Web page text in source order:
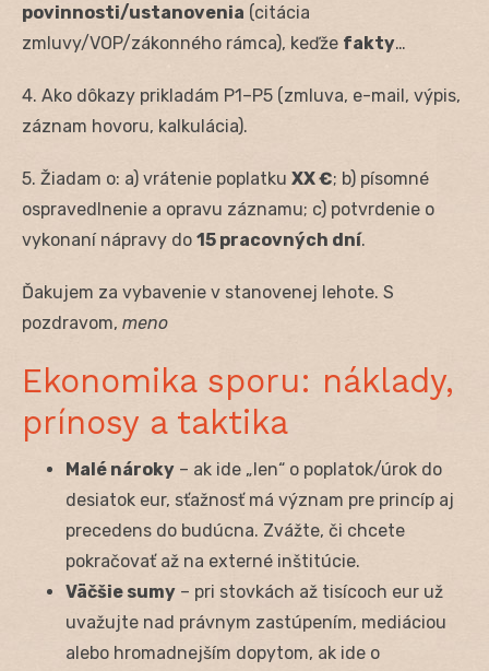
povinnosti/ustanovenia (citácia
zmluvy/VOP/zákonného rámca), keďže fakty…
4. Ako dôkazy prikladám P1–P5 (zmluva, e-mail, výpis,
záznam hovoru, kalkulácia).
5. Žiadam o: a) vrátenie poplatku XX €; b) písomné
ospravedlnenie a opravu záznamu; c) potvrdenie o
vykonaní nápravy do 15 pracovných dní.
Ďakujem za vybavenie v stanovenej lehote. S
pozdravom, meno
Ekonomika sporu: náklady,
prínosy a taktika
Malé nároky – ak ide „len“ o poplatok/úrok do
desiatok eur, sťažnosť má význam pre princíp aj
precedens do budúcna. Zvážte, či chcete
pokračovať až na externé inštitúcie.
Väčšie sumy – pri stovkách až tisícoch eur už
uvažujte nad právnym zastúpením, mediáciou
alebo hromadnejším dopytom, ak ide o